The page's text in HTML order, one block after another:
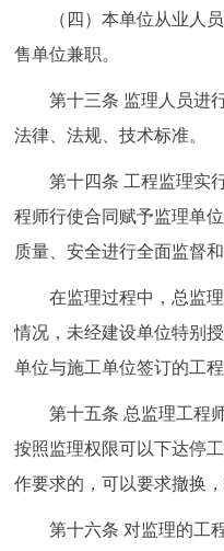
（四）本单位从业人员
售单位兼职。
第十三条 监理人员进行
法律、法规、技术标准。
第十四条 工程监理实行
程师行使合同赋予监理单
质量、安全进行全面监督和
在监理过程中，总监理
情况，未经建设单位特别
单位与施工单位签订的工程
第十五条 总监理工程师
按照监理权限可以下达停
作要求的，可以要求撤换
第十六条 对监理的工程